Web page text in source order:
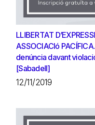
LLIBERTAT
ASSOCIACIó
denúncia davant
[Sabadell]
12/11/2019